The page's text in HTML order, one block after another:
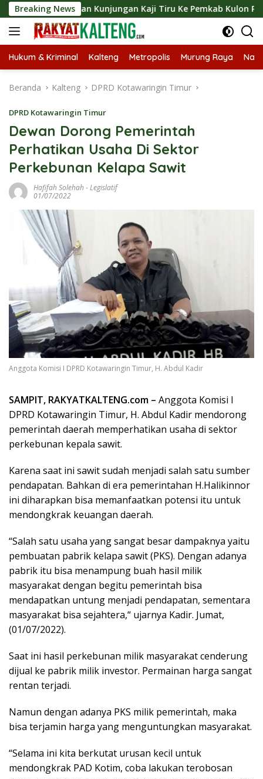
Langsung
ke
konten
Breaking News
Kunjungan Kaji Tiru Ke Pemkab Kulon Progo
Hukum & Kriminal Kalteng Metropolis Murung Raya
Beranda Kalteng DPRD Kotawaringin Timur
DPRD Kotawaringin Timur
Dewan Dorong Pemerintah
Perhatikan Usaha Di Sektor
Perkebunan Kelapa Sawit
Hafifah Solehah -Legislatif
01/07/2022
Anggota Komisi I DPRD Kotawaringin Timur, H. Abdul Kadir
SAMPIT, RAKYATKALTENG.com – Anggota Komisi I
DPRD Kotawaringin Timur, H. Abdul Kadir mendorong
pemerintah daerah memperhatikan usaha di sektor
perkebunan kepala sawit.
Karena saat ini sawit sudah menjadi salah satu sumber
pendapatan. Bahkan di era pemerintahan H.Halikinnor
ini diharapkan bisa memanfaatkan potensi itu untuk
mendongkrak keuangan daerah.
“Salah satu usaha yang sangat besar dampaknya yaitu
pembuatan pabrik kelapa sawit (PKS). Dengan adanya
pabrik itu bisa menampung buah hasil milik
masyarakat dengan begitu pemerintah bisa
mendapatkan untung menjadi pendapatan, sementara
masyarakat bisa sejahtera,“ ujarnya Kadir. Jumat,
(01/07/2022).
Saat ini hasil perkebunan milik masyarakat cenderung
dijual ke pabrik milik investor. Permainan harga sangat
rentan terjadi.
Namun dengan adanya PKS milik pemerintah, maka
bisa terjamin harga yang menguntungkan masyarakat.
“Selama ini kita berkutat urusan kecil untuk
mendongkrak PAD Kotim, coba lakukan terobosan